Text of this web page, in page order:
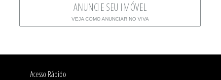
ANUNCIE SEU IMÓVEL
VEJA COMO ANUNCIAR NO VIVA
Acesso Rápido